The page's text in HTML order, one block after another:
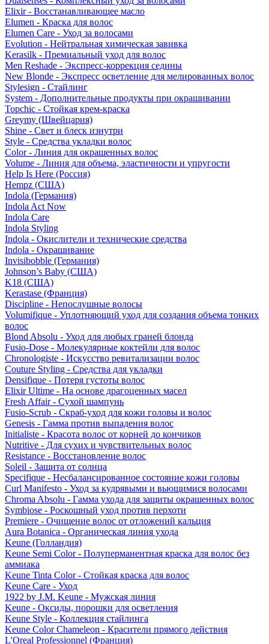
Elixir - Восстанавливающее масло
Elumen - Краска для волос
Elumen Care - Уход за волосами
Evolution - Нейтральная химическая завивка
Kerasilk - Премиальный уход для волос
Men Reshade - Экспресс-коррекция седины
New Blonde - Экспресс осветление для мелированных волос
Stylesign - Стайлинг
System - Дополнительные продукты при окрашивании
Topchic - Стойкая крем-краска
Greymy (Швейцария)
Shine - Свет и блеск изнутри
Style - Средства укладки волос
Color - Линия для окрашенных волос
Volume - Линия для объема, эластичности и упругости
Help Is Here (Россия)
Hempz (США)
Indola (Германия)
Indola Act Now
Indola Care
Indola Styling
Indola - Окислители и технические средства
Indola - Окрашивание
Invisibobble (Германия)
Johnson’s Baby (США)
K18 (США)
Kerastase (Франция)
Discipline - Непослушные волосы
Volumifique - Уплотняющий уход для создания объема тонких
волос
Blond Absolu - Уход для любых граней блонда
Fusio-Dose - Молекулярные коктейли для волос
Chronologiste - Искусство ревитализации волос
Couture Styling - Средства для укладки
Densifique - Потеря густоты волос
Elixir Ultime - На основе драгоценных масел
Fresh Affair - Сухой шампунь
Fusio-Scrub - Скраб-уход для кожи головы и волос
Genesis - Гамма против выпадения волос
Initialiste - Красота волос от корней до кончиков
Nutritive - Для сухих и чувствительных волос
Resistance - Восстановление волос
Soleil - Защита от солнца
Specifique - Несбалансированное состояние кожи головы
Curl Manifesto - Уход за кудрявыми и вьющимися волосами
Chroma Absolu - Гамма ухода для защиты окрашенных волос
Symbiose - Роскошный уход против перхоти
Premiere - Очищение волос от отложений кальция
Aura Botanica - Органическая линия ухода
Keune (Голландия)
Keune Semi Color - Полуперманентная краска для волос без
аммиака
Keune Tinta Color - Стойкая краска для волос
Keune Care - Уход
1922 by J.M. Keune - Мужская линия
Keune - Оксиды, порошки для осветления
Keune Style - Коллекция стайлинга
Keune Color Chameleon - Красители прямого действия
L'Oreal Professionnel (Франция)